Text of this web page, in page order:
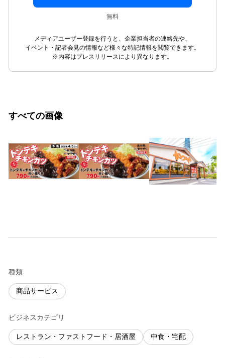
無料
メディアユーザー登録を行うと、企業担当者の連絡先や、
イベント・記者会見の情報など様々な特記情報を閲覧できます。
※内容はプレスリリースにより異なります。
すべての画像
種類
商品サービス
ビジネスカテゴリ
レストラン・ファストフード・居酒屋 中食・宅配